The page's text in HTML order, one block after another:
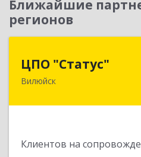
Ближайшие
регионов
ЦПО "Статус"
Вилюйск
Клиентов на
677000, Саха /Якутия/